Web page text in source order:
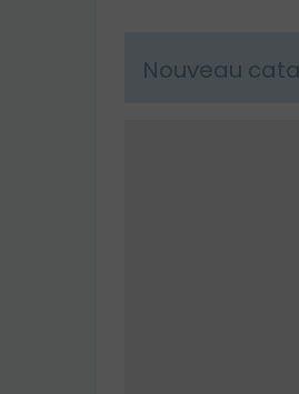
Nouveau